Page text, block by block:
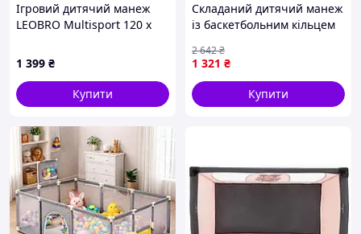
Ігровий дитячий манеж
LEOBRO Multisport 120 x
1 399 ₴
Купити
Складаний дитячий манеж
із баскетбольним кільцем
безпечної гри малюків
1 321 ₴
2 642₴
Купити